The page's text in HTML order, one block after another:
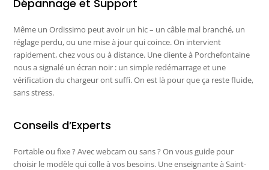
Dépannage et Support
Même un Ordissimo peut avoir un hic – un câble mal branché, un
réglage perdu, ou une mise à jour qui coince. On intervient
rapidement, chez vous ou à distance. Une cliente à Porchefontaine
nous a signalé un écran noir : un simple redémarrage et une
vérification du chargeur ont suffi. On est là pour que ça reste fluide,
sans stress.
Conseils d’Experts
Portable ou fixe ? Avec webcam ou sans ? On vous guide pour
choisir le modèle qui colle à vos besoins. Une enseignante à Saint-